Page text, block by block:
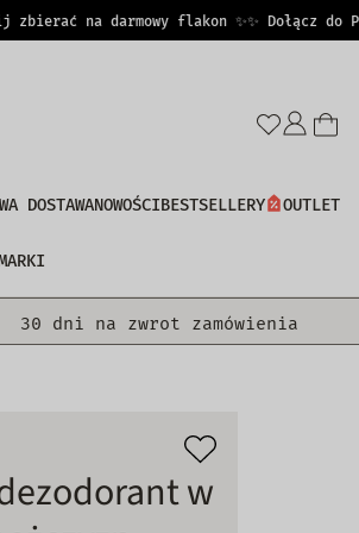
na darmowy flakon ✨✨ Dołącz do
DOSTAWANOWOŚCIBESTSELLERY OUTLET
30 dni na zwrot zamówienia
w